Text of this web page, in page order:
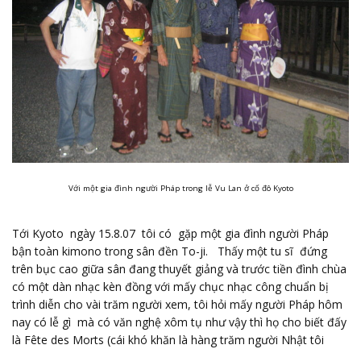
Với một gia đình người Pháp trong lễ Vu Lan ở cố đô Kyoto
Tới Kyoto ngày 15.8.07 tôi có gặp một gia đình người Pháp
bận toàn kimono trong sân đền To-ji. Thấy một tu sĩ đứng
trên bục cao giữa sân đang thuyết giảng và trước tiền đình chùa
có một dàn nhạc kèn đồng với mấy chục nhạc công chuẩn bị
trình diễn cho vài trăm người xem, tôi hỏi mấy người Pháp hôm
nay có lễ gì mà có văn nghệ xôm tụ như vậy thì họ cho biết đấy
là Fête des Morts (cái khó khăn là hàng trăm người Nhật tôi